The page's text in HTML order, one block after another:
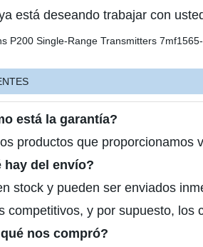
está deseando trabajar con
está la garantía?
productos que proporcionamos
hay del envío?
stock y pueden ser enviados
competitivos, y por supuesto,
nos compró?